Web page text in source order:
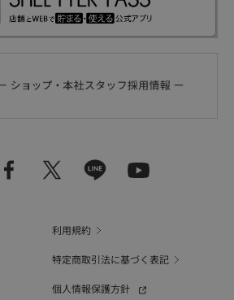
利用規約
特定商取引法に基づく表記
個人情報保護方針